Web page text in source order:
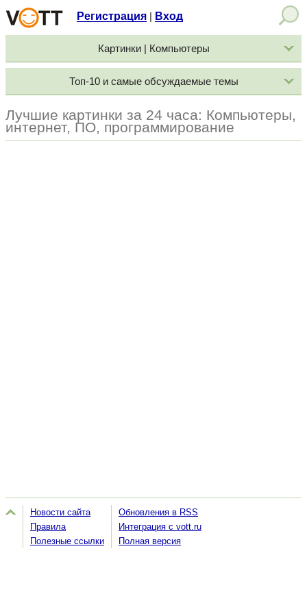
Регистрация Вход
Картинки | Компьютеры
Топ-10 и самые обсуждаемые темы
Лучшие картинки за 24 часа: Компьютеры,
интернет, ПО, программирование
Новости сайта
Правила
Полезные ссылки
Обновления в RSS
Интеграция с vott.ru
Полная версия